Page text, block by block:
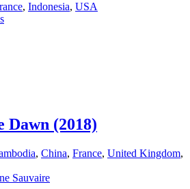
, Indonesia, USA
Dawn (2018)
, China, France, United Kingdom,
Sauvaire